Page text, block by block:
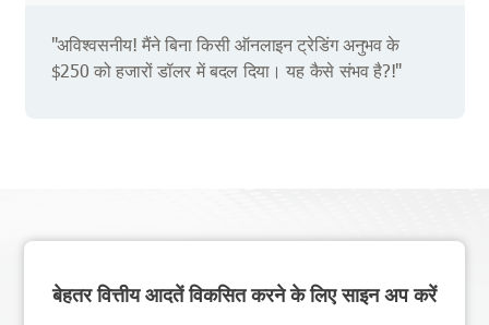
"अविश्वसनीय! मैंने बिना किसी ऑनलाइन ट्रेडिंग अनुभव के
$250 को हजारों डॉलर में बदल दिया। यह कैसे संभव है?!"
बेहतर वित्तीय आदतें विकसित करने के लिए साइन अप करें